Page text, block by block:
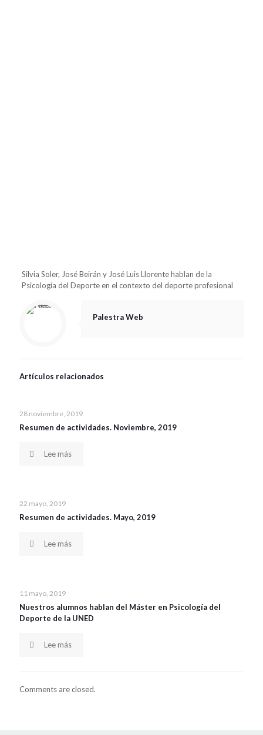
Silvia Soler, José Beirán y José Luis Llorente hablan de la
Psicología del Deporte en el contexto del deporte profesional
Palestra Web
Artículos relacionados
28 noviembre, 2019
Resumen de actividades. Noviembre, 2019
Lee más
22 mayo, 2019
Resumen de actividades. Mayo, 2019
Lee más
11 mayo, 2019
Nuestros alumnos hablan del Máster en Psicología del
Deporte de la UNED
Lee más
Comments are closed.